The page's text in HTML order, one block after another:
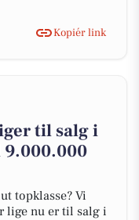
Kopiér link
til salg i
topklasse? Vi
lige nu er til salg i